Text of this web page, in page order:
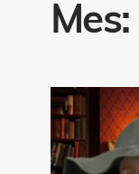
Mes: